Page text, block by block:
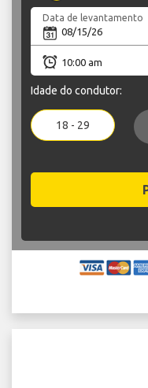
Data de levantamento
Idade do condutor:
18 - 29